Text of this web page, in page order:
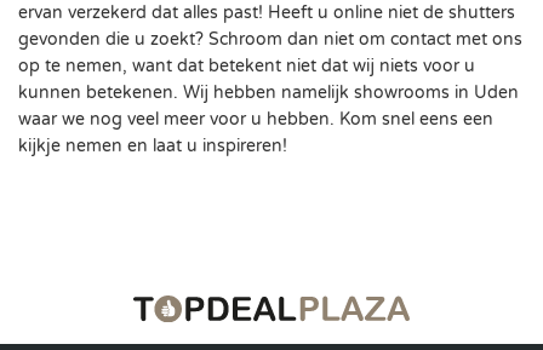
ervan verzekerd dat alles past! Heeft u online niet de shutters
gevonden die u zoekt? Schroom dan niet om contact met ons
op te nemen, want dat betekent niet dat wij niets voor u
kunnen betekenen. Wij hebben namelijk showrooms in Uden
waar we nog veel meer voor u hebben. Kom snel eens een
kijkje nemen en laat u inspireren!